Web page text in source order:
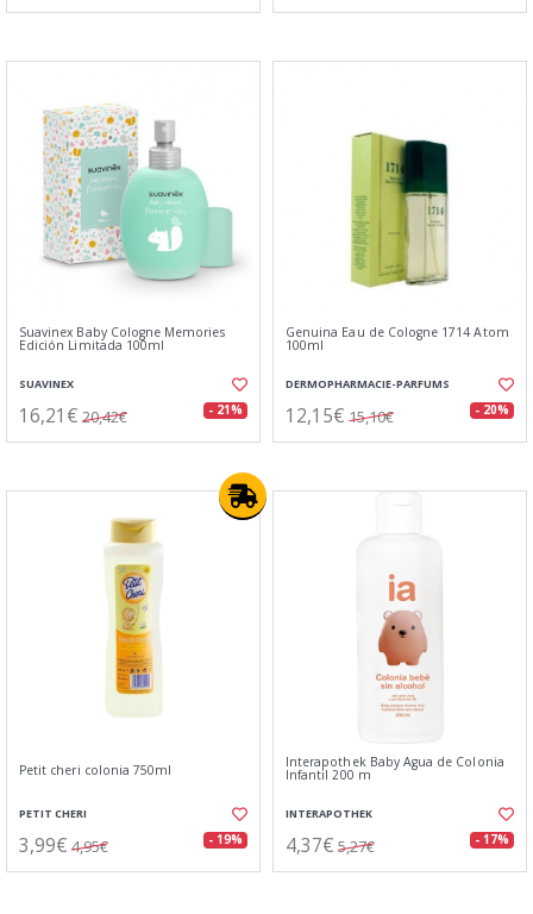
Suavinex Baby Cologne Memories
Edición Limitada 100ml
SUAVINEX
16,21€ 20,42€ - 21%
Genuina Eau de Cologne 1714 Atom
100ml
DERMOPHARMACIE-PARFUMS
12,15€ 15,10€ - 20%
Petit cheri colonia 750ml
PETIT CHERI
3,99€ 4,95€ - 19%
Interapothek Baby Agua de Colonia
Infantil 200 m
INTERAPOTHEK
4,37€ 5,27€ - 17%